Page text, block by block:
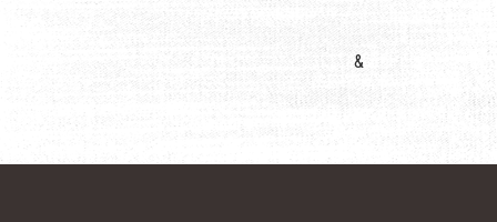
&